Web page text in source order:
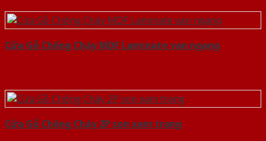
Cửa Gỗ Chống Cháy MDF Laminate van ngang
Cửa Gỗ Chống Cháy 2P son xam trang